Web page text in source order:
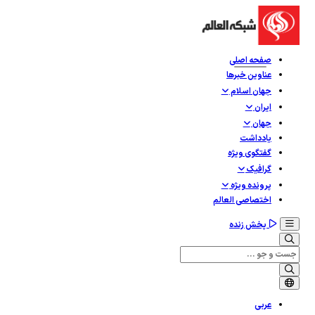
صفحه اصلی
عناوین خبرها
جهان اسلام
ایران
جهان
یادداشت
گفتگوی ویژه
گرافيک
پرونده ویژه
اختصاصی العالم
پخش زنده
عربی